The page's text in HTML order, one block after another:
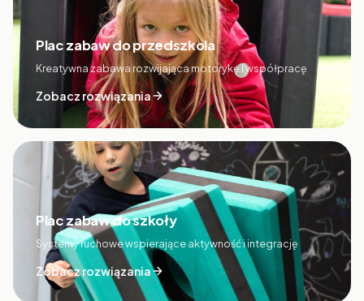
Plac zabaw do przedszkola
Kreatywna zabawa rozwijająca motorykę i współpracę
Zobacz rozwiązania
Plac zabaw do szkoły
Systemy ruchowe wspierające aktywność i integrację
Zobacz rozwiązania